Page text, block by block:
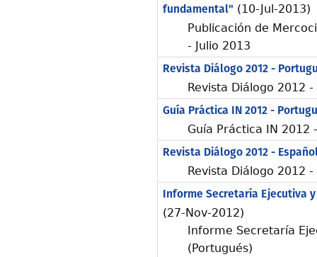
fundamental" (10-Jul-2013)
Publicación de
- Julio 2013
Revista Diálogo 2012 -
Revista Diálogo 2012 -
Guía Práctica IN 2012 -
Guía Práctica IN 2012
Revista Diálogo 2012 -
Revista Diálogo 2012 -
Informe Secretaría Ejecutiva y
(27-Nov-2012)
Informe Secretaría
(Portugués)